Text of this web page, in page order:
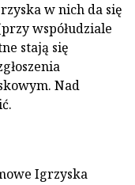
w nich da się
współudziale
stają się
Nad
Igrzyska